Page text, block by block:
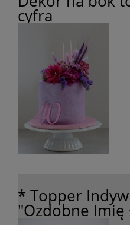
cyfra
* Topper
"Ozdobne Imię